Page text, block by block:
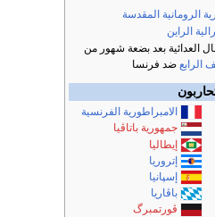
الرومانية المقدسة
الراين
العدائية بعد بضعة شهور من
الرابعضد فرنسا
الامبراطورية الفرنسية
جمهورية باتاڤيا
إيطاليا
إتروريا
إسپانيا
باڤاريا
ڤورتمبرگ